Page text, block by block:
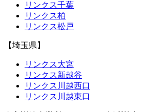
リンクス千葉
リンクス柏
リンクス松戸
【埼玉県】
リンクス大宮
リンクス新越谷
リンクス川越西口
リンクス川越東口